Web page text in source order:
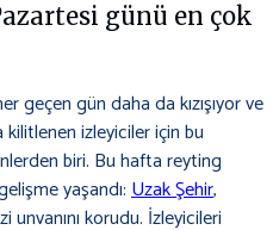
günü en çok
geçen gün daha da kızışıyor ve
kilitlenen izleyiciler için bu
biri. Bu hafta reyting
yaşandı:Uzak Şehir,
korudu. İzleyicileri